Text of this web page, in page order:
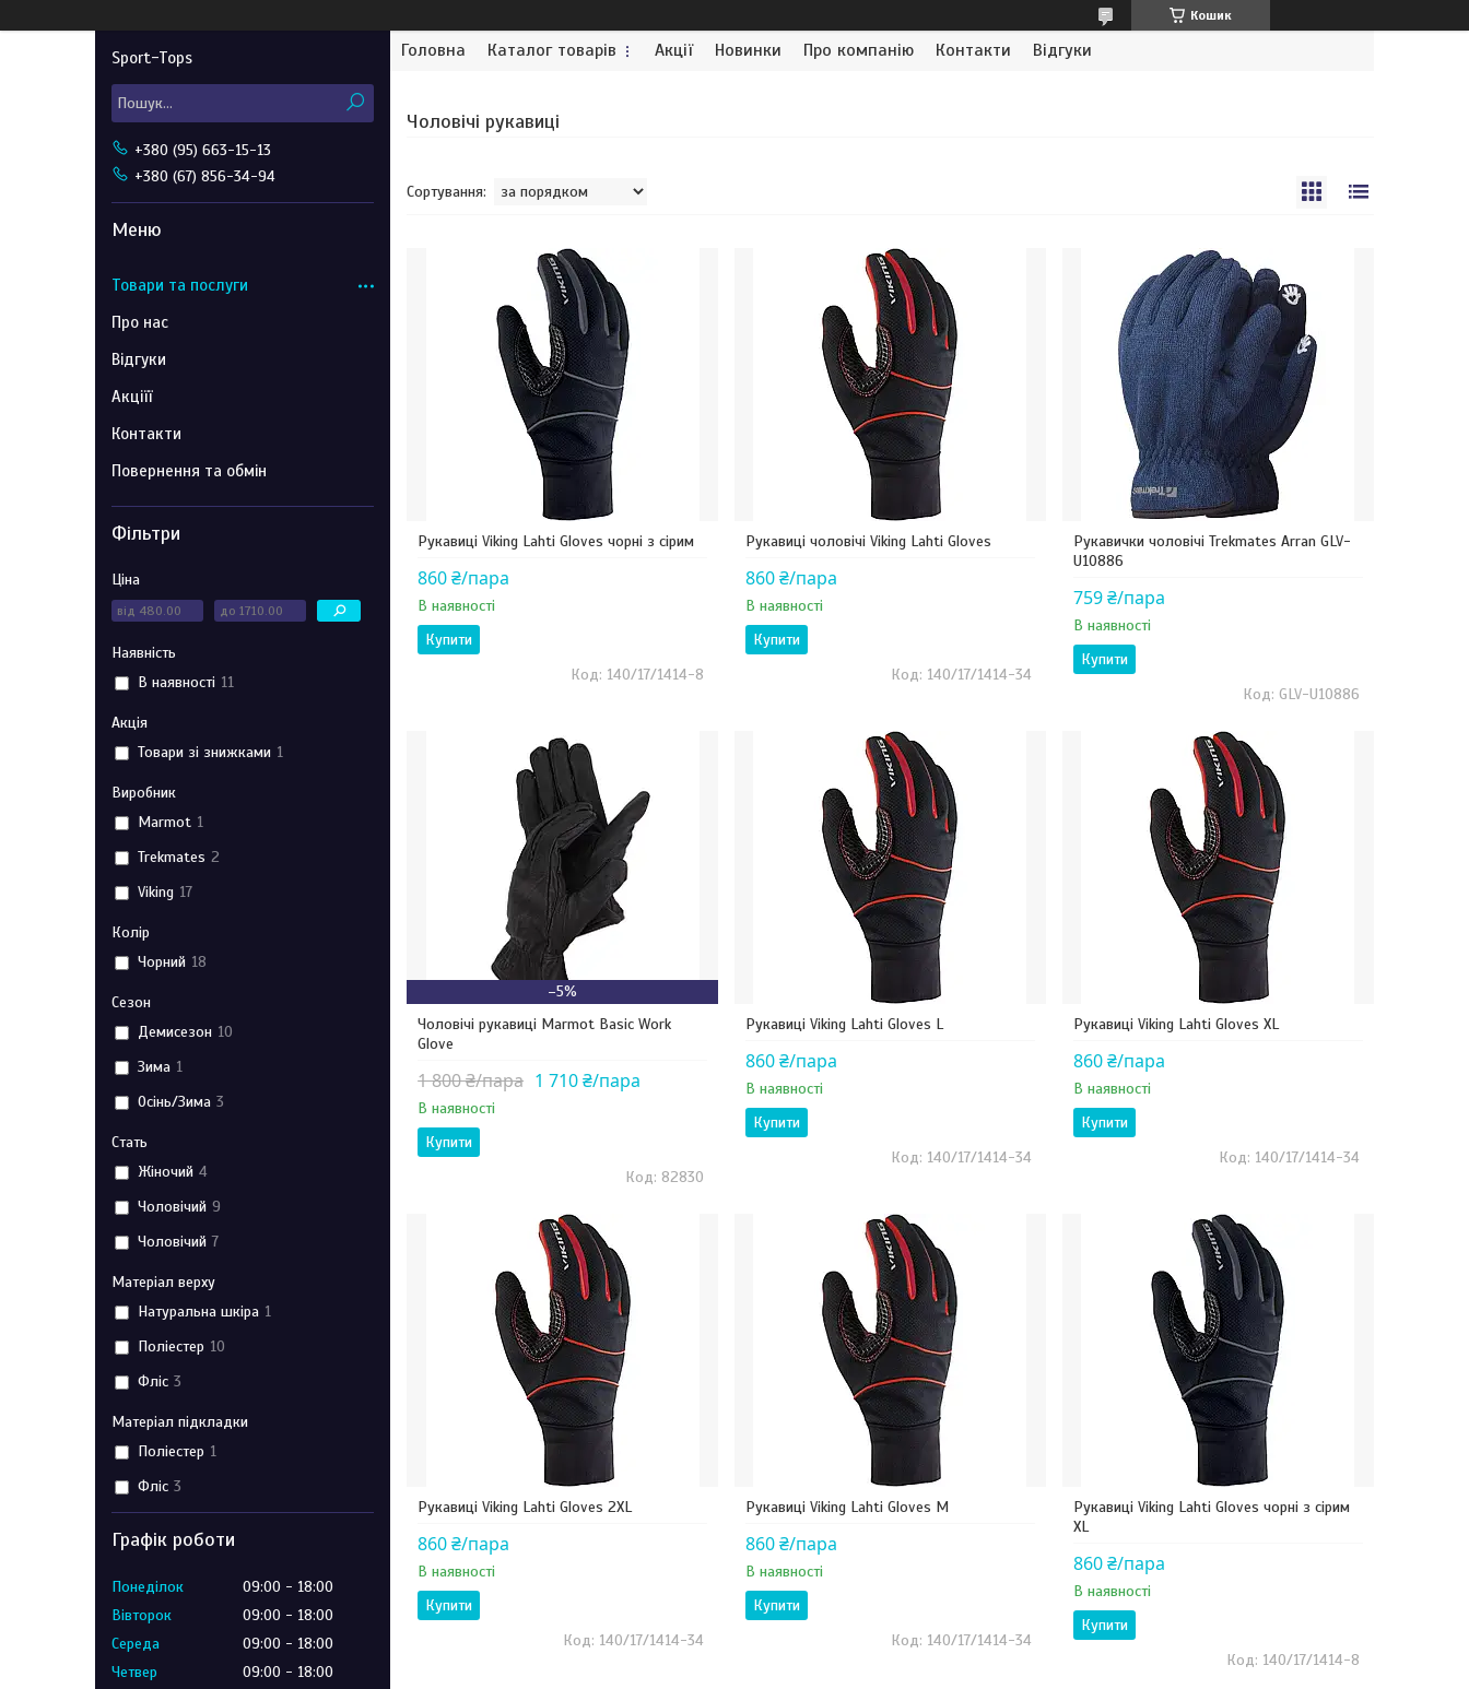
Кошик
Головна Каталог товарів Акції Новинки Про компанію Контакти Відгуки
Чоловічі рукавиці
Рукавиці Viking Lahti Gloves чорні з сірим
860 ₴/пара
В наявності
Купити
140/17/1414-8
Рукавиці чоловічі Viking Lahti Gloves
860 ₴/пара
В наявності
Купити
140/17/1414-34
Рукавички чоловічі Trekmates Arran GLV-
U10886
759 ₴/пара
В наявності
Купити
GLV-U10886
–5%
Чоловічі рукавиці Marmot Basic Work
Glove
1 800 ₴/пара 1 710 ₴/пара
В наявності
Купити
82830
Рукавиці Viking Lahti Gloves L
860 ₴/пара
В наявності
Купити
140/17/1414-34
Рукавиці Viking Lahti Gloves XL
860 ₴/пара
В наявності
Купити
140/17/1414-34
Рукавиці Viking Lahti Gloves 2XL
860 ₴/пара
В наявності
Купити
140/17/1414-34
Рукавиці Viking Lahti Gloves M
860 ₴/пара
В наявності
Купити
140/17/1414-34
Рукавиці Viking Lahti Gloves чорні з сірим
XL
860 ₴/пара
В наявності
Купити
140/17/1414-8
Sport-Tops
+380 (95) 663-15-13
+380 (67) 856-34-94
Товари та послуги
Про нас
Відгуки
Акціїї
Контакти
Повернення та обмін
Фільтри
Ціна
Наявність
В наявності 11
Акція
Товари зі знижками 1
Виробник
Marmot 1
Trekmates 2
Viking 17
Колір
Чорний 18
Сезон
Демисезон 10
Зима 1
Осінь/Зима 3
Стать
Жіночий 4
Чоловічий 9
Чоловічий 7
Матеріал верху
Натуральна шкіра 1
Поліестер 10
Фліс 3
Матеріал підкладки
Поліестер 1
Фліс 3
Графік роботи
Понеділок 09:00
18:00
Вівторок
09:00
18:00
Середа
09:00
18:00
Четвер
09:00
18:00